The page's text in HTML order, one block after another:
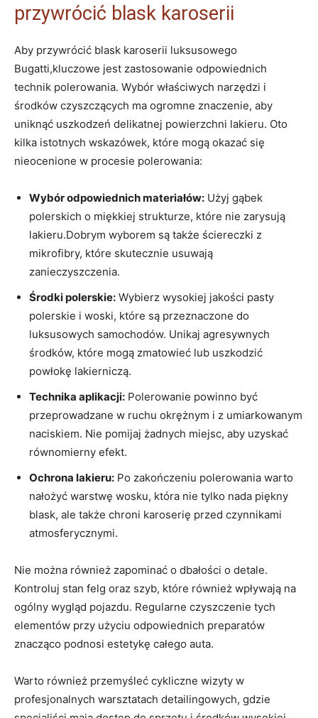
przywrócić blask karoserii
Aby przywrócić blask karoserii luksusowego
Bugatti,kluczowe jest zastosowanie odpowiednich
technik polerowania. Wybór właściwych narzędzi i
środków czyszczących ma ogromne znaczenie, aby
uniknąć uszkodzeń delikatnej powierzchni lakieru. Oto
kilka istotnych wskazówek, które mogą okazać się
nieocenione w procesie polerowania:
Wybór odpowiednich materiałów: Użyj gąbek
polerskich o miękkiej strukturze, które nie zarysują
lakieru.Dobrym wyborem są także ściereczki z
mikrofibry, które skutecznie usuwają
zanieczyszczenia.
Środki polerskie: Wybierz wysokiej jakości pasty
polerskie i woski, które są przeznaczone do
luksusowych samochodów. Unikaj agresywnych
środków, które mogą zmatowieć lub uszkodzić
powłokę lakierniczą.
Technika aplikacji: Polerowanie powinno być
przeprowadzane w ruchu okrężnym i z umiarkowanym
naciskiem. Nie pomijaj żadnych miejsc, aby uzyskać
równomierny efekt.
Ochrona lakieru: Po zakończeniu polerowania warto
nałożyć warstwę wosku, która nie tylko nada piękny
blask, ale także chroni karoserię przed czynnikami
atmosferycznymi.
Nie można również zapominać o dbałości o detale.
Kontroluj stan felg oraz szyb, które również wpływają na
ogólny wygląd pojazdu. Regularne czyszczenie tych
elementów przy użyciu odpowiednich preparatów
znacząco podnosi estetykę całego auta.
Warto również przemyśleć cykliczne wizyty w
profesjonalnych warsztatach detailingowych, gdzie